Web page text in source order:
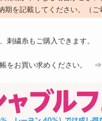
を記載してください。（ご
、刺繍糸もご購入できます
帳をお買い求めください。